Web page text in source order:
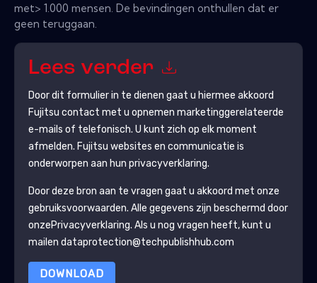
met> 1.000 mensen. De bevindingen onthullen dat er
geen teruggaan.
Lees verder
Door dit formulier in te dienen gaat u hiermee akkoord
Fujitsu contact met u opnemen marketinggerelateerde
e-mails of telefonisch. U kunt zich op elk moment
afmelden. Fujitsu websites en communicatie is
onderworpen aan hun privacyverklaring.
Door deze bron aan te vragen gaat u akkoord met onze
gebruiksvoorwaarden. Alle gegevens zijn beschermd door
onzePrivacyverklaring. Als u nog vragen heeft, kunt u
mailen dataprotection@techpublishhub.com
DOWNLOAD